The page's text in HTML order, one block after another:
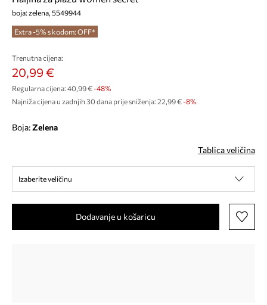
boja: zelena, 5549944
Extra -5% s kodom: OFF*
Trenutna cijena:
20,99 €
Regularna cijena: 40,99 €-48%
Najniža cijena u zadnjih 30 dana prije sniženja: 22,99 € -8%
Boja: zelena
Tablica veličina
Izaberite veličinu
Dodavanje u košaricu